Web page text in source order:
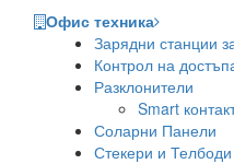
Офис техника
Зарядни станции
Контрол на
Разклонители
Smart
Соларни Панели
Стекери и Телбоди